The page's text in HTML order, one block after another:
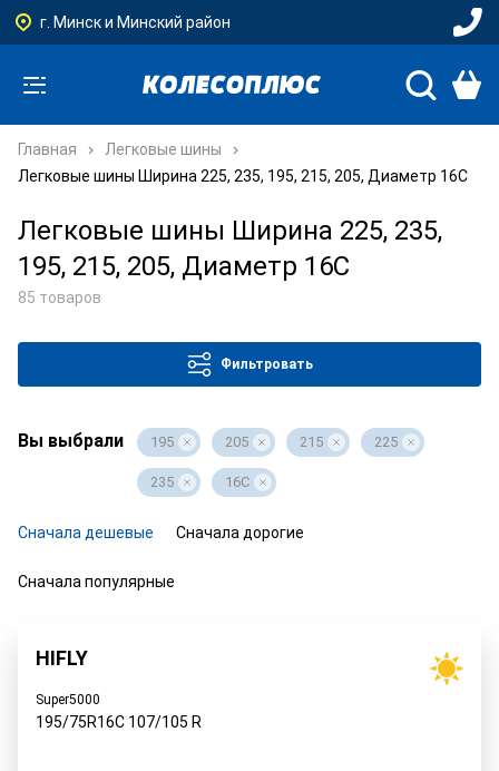
г. Минск и Минский район
Главная
Легковые шины
Легковые шины Ширина 225, 235, 195, 215, 205, Диаметр 16C
Легковые шины Ширина 225, 235,
195, 215, 205, Диаметр 16C
85 товаров
Фильтровать
Вы выбрали 195 205 215 225
235 16C
Сначала дешевые Сначала дорогие
Сначала популярные
HIFLY
Super5000
195/75R16C 107/105 R